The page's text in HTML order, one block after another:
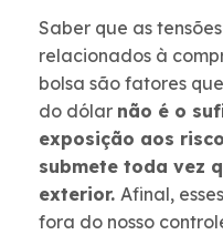
Saber que as
relacionados à
bolsa são fatores
do dólar não é o
exposição aos
submete toda vez
exterior. Afinal,
fora do nosso